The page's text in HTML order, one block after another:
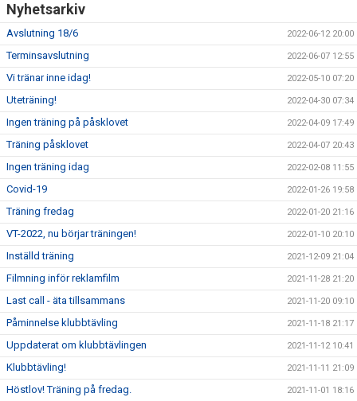
Nyhetsarkiv
Avslutning 18/6 2022-06-12 20:00
Terminsavslutning 2022-06-07 12:55
Vi tränar inne idag! 2022-05-10 07:20
Uteträning! 2022-04-30 07:34
Ingen träning på påsklovet 2022-04-09 17:49
Träning påsklovet 2022-04-07 20:43
Ingen träning idag 2022-02-08 11:55
Covid-19 2022-01-26 19:58
Träning fredag 2022-01-20 21:16
VT-2022, nu börjar träningen! 2022-01-10 20:10
Inställd träning 2021-12-09 21:04
Filmning inför reklamfilm 2021-11-28 21:20
Last call - äta tillsammans 2021-11-20 09:10
Påminnelse klubbtävling 2021-11-18 21:17
Uppdaterat om klubbtävlingen 2021-11-12 10:41
Klubbtävling! 2021-11-11 21:09
Höstlov! Träning på fredag. 2021-11-01 18:16